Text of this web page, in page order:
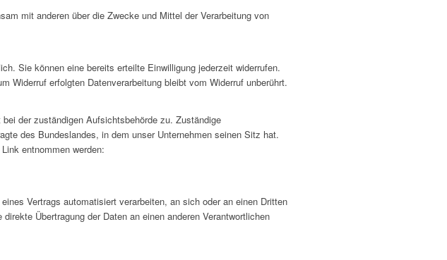
mit anderen über die Zwecke und Mittel der Verarbeitung von
Sie können eine bereits erteilte Einwilligung jederzeit widerrufen.
Widerruf erfolgten Datenverarbeitung bleibt vom Widerruf unberührt.
der zuständigen Aufsichtsbehörde zu. Zuständige
des Bundeslandes, in dem unser Unternehmen seinen Sitz hat.
entnommen werden:
Vertrags automatisiert verarbeiten, an sich oder an einen Dritten
Übertragung der Daten an einen anderen Verantwortlichen